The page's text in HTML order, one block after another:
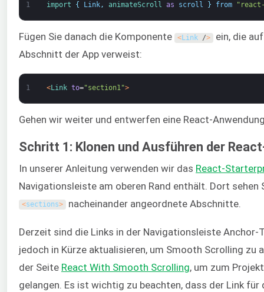
1 import { Link, animateScroll as scroll } from
Fügen Sie danach die Komponente <Link /> ein, die
Abschnitt der App verweist:
1 <Link to="section1">
Gehen wir weiter und entwerfen eine React-
Schritt 1: Klonen und Ausführen der
In unserer Anleitung verwenden wir das React-
Navigationsleiste am oberen Rand enthält. Dort sehen
<sections> nacheinander angeordnete Abschnitte.
Derzeit sind die Links in der Navigationsleiste Anchor-
jedoch in Kürze aktualisieren, um Smooth Scrolling zu
der Seite React With Smooth Scrolling, um zum
gelangen. Es ist wichtig zu beachten, dass der Link für